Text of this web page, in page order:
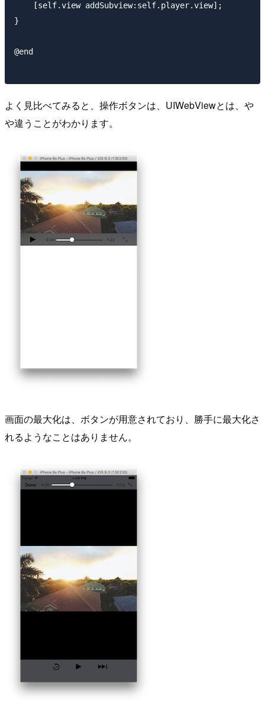
    [self.view addSubview:self.player.view];
}
@end
よく見比べてみると、操作ボタンは、UIWebViewとは、や
や違うことがわかります。
画面の最大化は、ボタンが用意されており、勝手に最大化さ
れるようなことはありません。